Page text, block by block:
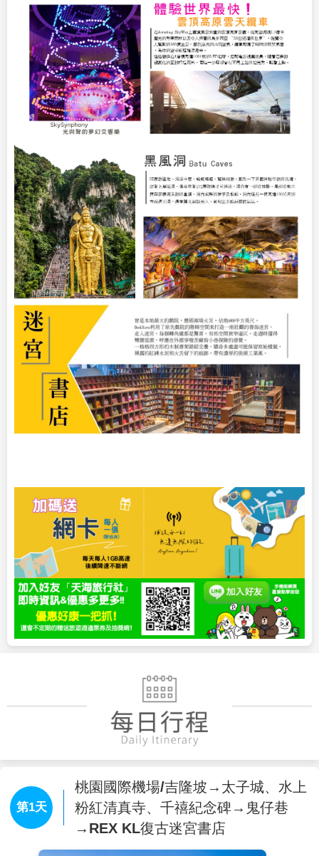
第1天
桃園國際機場/吉隆坡→太子城、水上
粉紅清真寺、千禧紀念碑→鬼仔巷
→REX KL復古迷宮書店